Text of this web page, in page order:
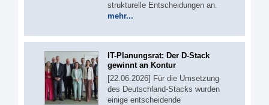
strukturelle Entscheidungen an.
mehr...
IT-Planungsrat: Der D-Stack
gewinnt an Kontur
[22.06.2026] Für die Umsetzung
des Deutschland-Stacks wurden
einige entscheidende